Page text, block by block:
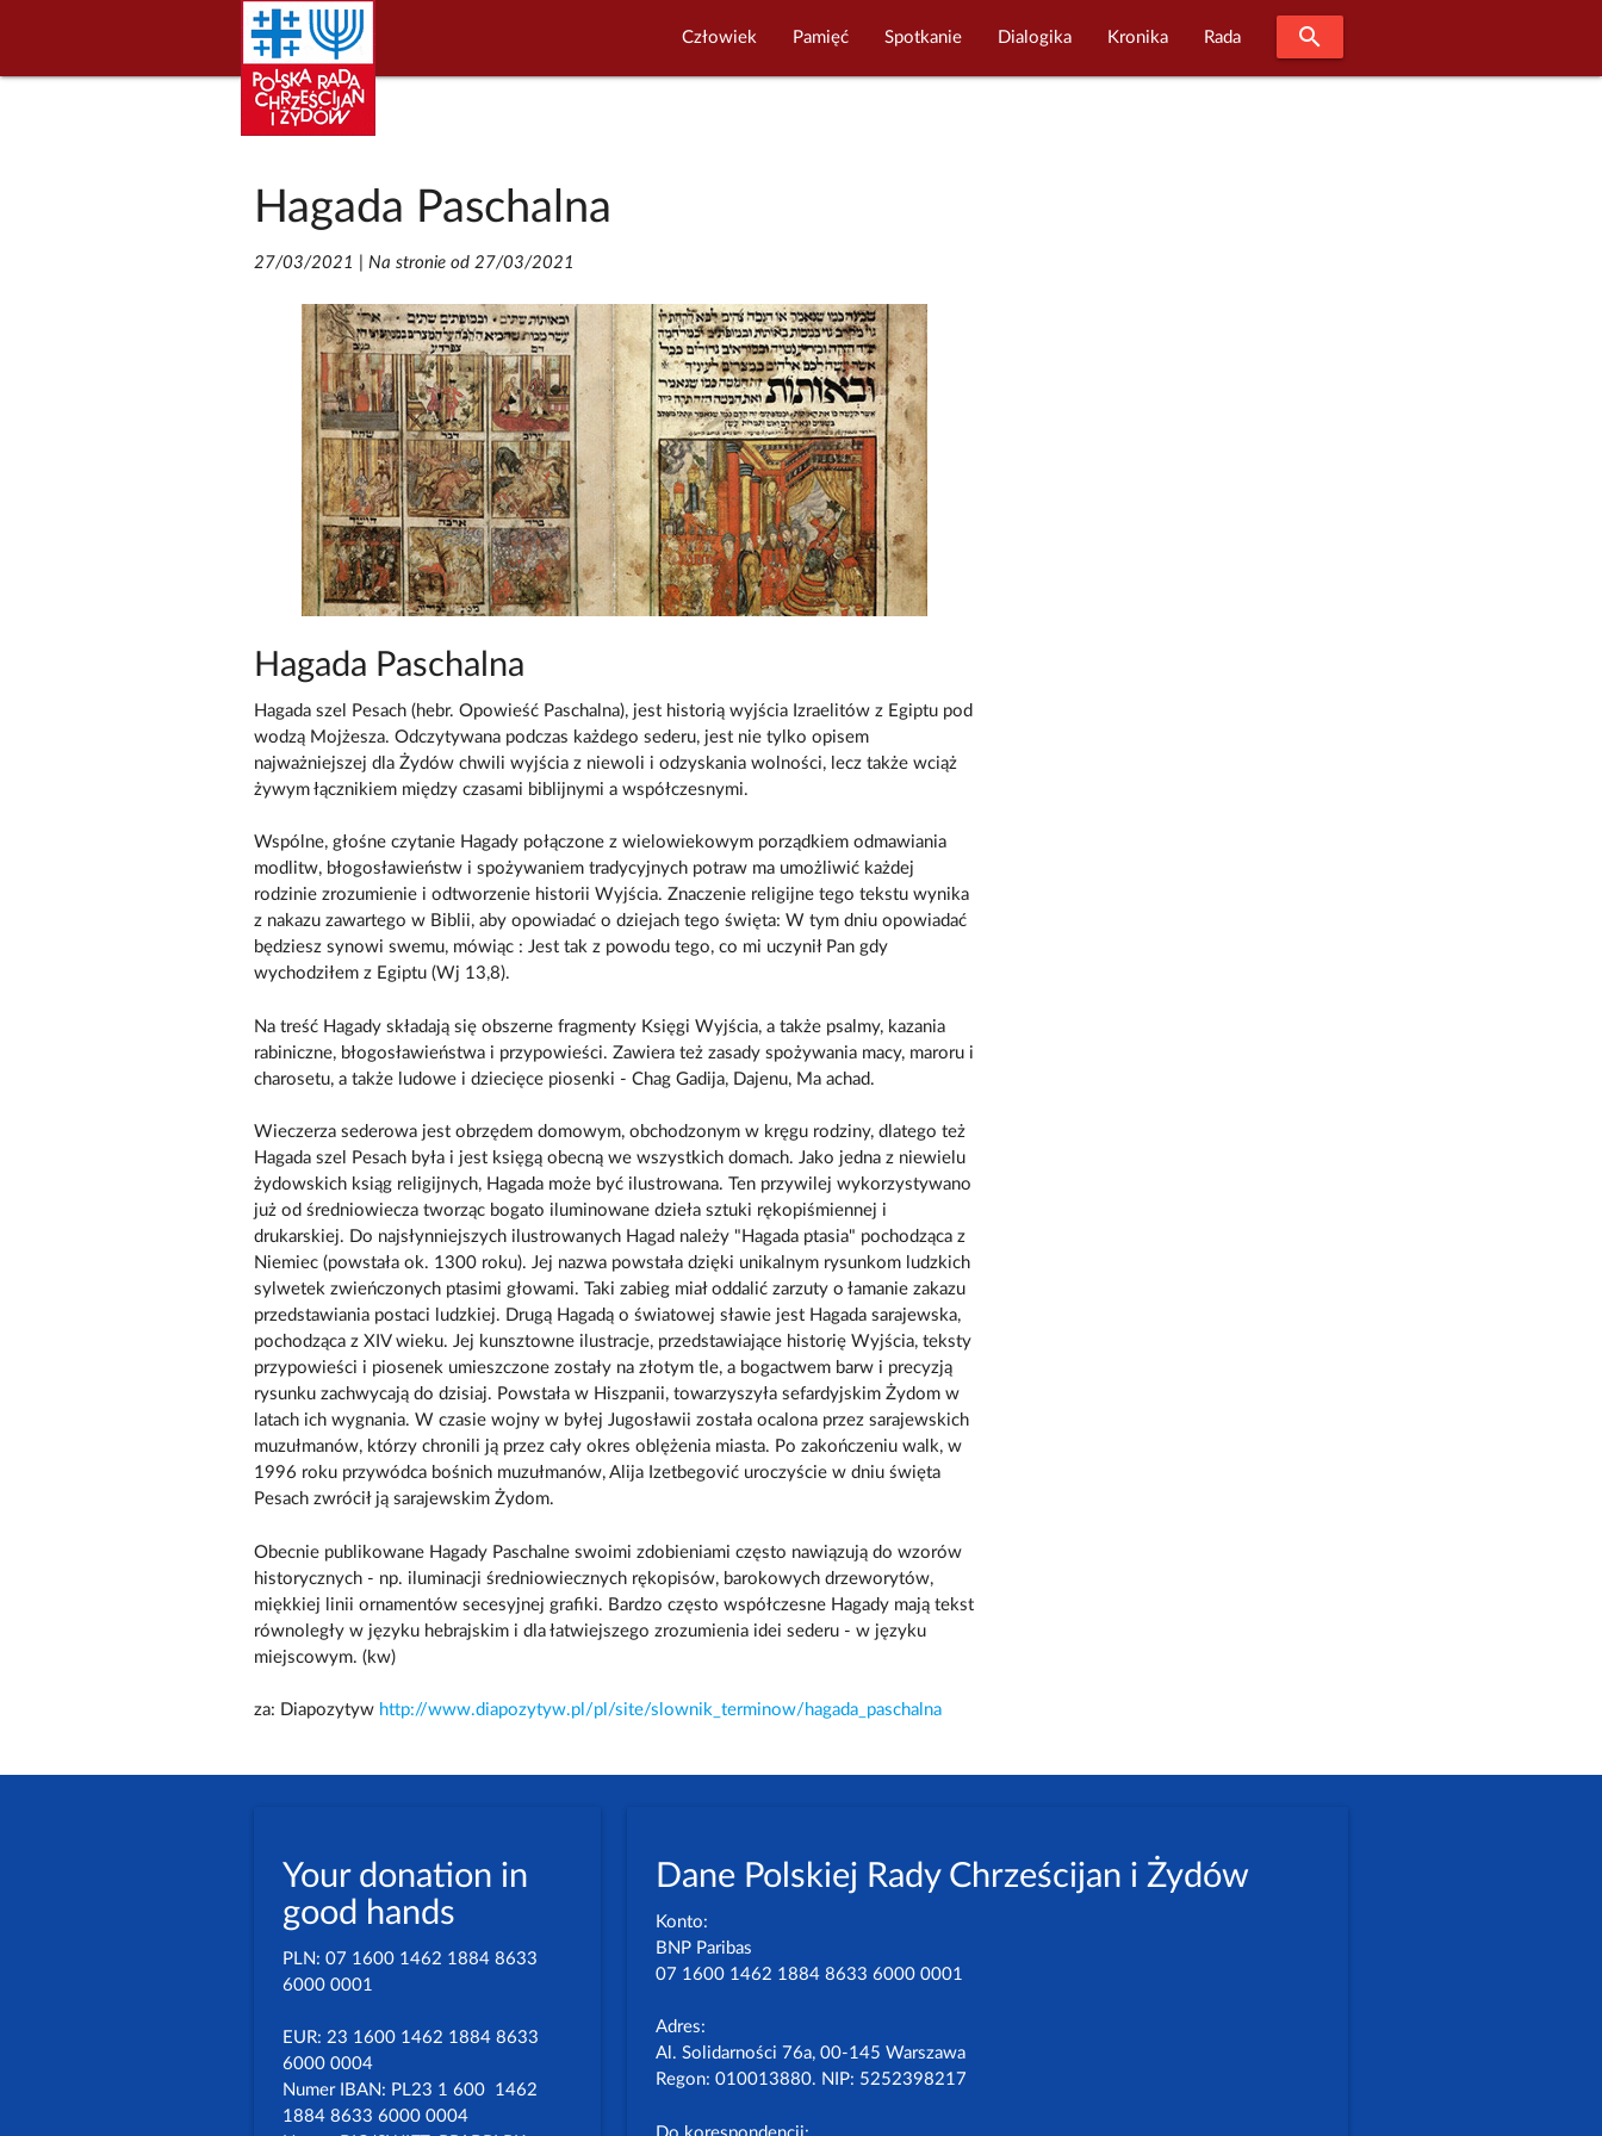
Człowiek Pamięć Spotkanie Dialogika Kronika Rada search
Hagada Paschalna
27/03/2021 Na stronie od 27/03/2021
Hagada Paschalna
Hagada szel Pesach (hebr. Opowieść Paschalna), jest historią wyjścia Izraelitów z Egiptu pod
wodzą Mojżesza. Odczytywana podczas każdego sederu, jest nie tylko opisem
najważniejszej dla Żydów chwili wyjścia z niewoli i odzyskania wolności, lecz także wciąż
żywym łącznikiem między czasami biblijnymi a współczesnymi.
Wspólne, głośne czytanie Hagady połączone z wielowiekowym porządkiem odmawiania
modlitw, błogosławieństw i spożywaniem tradycyjnych potraw ma umożliwić każdej
rodzinie zrozumienie i odtworzenie historii Wyjścia. Znaczenie religijne tego tekstu wynika
z nakazu zawartego w Biblii, aby opowiadać o dziejach tego święta: W tym dniu opowiadać
będziesz synowi swemu, mówiąc : Jest tak z powodu tego, co mi uczynił Pan gdy
wychodziłem z Egiptu (Wj 13,8).
Na treść Hagady składają się obszerne fragmenty Księgi Wyjścia, a także psalmy, kazania
rabiniczne, błogosławieństwa i przypowieści. Zawiera też zasady spożywania macy, maroru i
charosetu, a także ludowe i dziecięce piosenki - Chag Gadija, Dajenu, Ma achad.
Wieczerza sederowa jest obrzędem domowym, obchodzonym w kręgu rodziny, dlatego też
Hagada szel Pesach była i jest księgą obecną we wszystkich domach. Jako jedna z niewielu
żydowskich ksiąg religijnych, Hagada może być ilustrowana. Ten przywilej wykorzystywano
już od średniowiecza tworząc bogato iluminowane dzieła sztuki rękopiśmiennej i
drukarskiej. Do najsłynniejszych ilustrowanych Hagad należy "Hagada ptasia" pochodząca z
Niemiec (powstała ok. 1300 roku). Jej nazwa powstała dzięki unikalnym rysunkom ludzkich
sylwetek zwieńczonych ptasimi głowami. Taki zabieg miał oddalić zarzuty o łamanie zakazu
przedstawiania postaci ludzkiej. Drugą Hagadą o światowej sławie jest Hagada sarajewska,
pochodząca z XIV wieku. Jej kunsztowne ilustracje, przedstawiające historię Wyjścia, teksty
przypowieści i piosenek umieszczone zostały na złotym tle, a bogactwem barw i precyzją
rysunku zachwycają do dzisiaj. Powstała w Hiszpanii, towarzyszyła sefardyjskim Żydom w
latach ich wygnania. W czasie wojny w byłej Jugosławii została ocalona przez sarajewskich
muzułmanów, którzy chronili ją przez cały okres oblężenia miasta. Po zakończeniu walk, w
1996 roku przywódca bośnich muzułmanów, Alija Izetbegović uroczyście w dniu święta
Pesach zwrócił ją sarajewskim Żydom.
Obecnie publikowane Hagady Paschalne swoimi zdobieniami często nawiązują do wzorów
historycznych - np. iluminacji średniowiecznych rękopisów, barokowych drzeworytów,
miękkiej linii ornamentów secesyjnej grafiki. Bardzo często współczesne Hagady mają tekst
równoległy w języku hebrajskim i dla łatwiejszego zrozumienia idei sederu - w języku
miejscowym. (kw)
za: Diapozytyw http://www.diapozytyw.pl/pl/site/slownik_terminow/hagada_paschalna
Dane Polskiej Rady Chrześcijan i Żydów
Konto:
BNP Paribas
07 1600 1462 1884 8633 6000 0001
Adres:
Al. Solidarności 76a, 00-145 Warszawa
Regon: 010013880. NIP: 5252398217
Your donation in
good hands
PLN: 07 1600 1462 1884 8633
6000 0001
EUR: 23 1600 1462 1884 8633
6000 0004
Numer IBAN: PL23 1 600 1462
1884 8633 6000 0004